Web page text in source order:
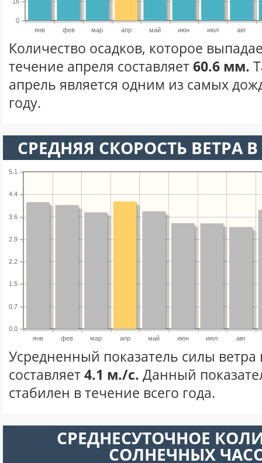
янв фев мар апр май июн июл авг
0
Количество осадков, которое
течение апреля составляет60.6 мм.
апрель является одним из самых
году.
СРЕДНЯЯ СКОРОСТЬ ВЕТРА
янв фев мар апр май июн июл авг
0.0
0.7
1.5
2.2
2.9
3.6
4.4
5.1
Усредненный показатель силы ветра
составляет4.1 м./с. Данный
стабилен в течение всего года.
СРЕДНЕСУТОЧНОЕ
СОЛНЕЧНЫХ